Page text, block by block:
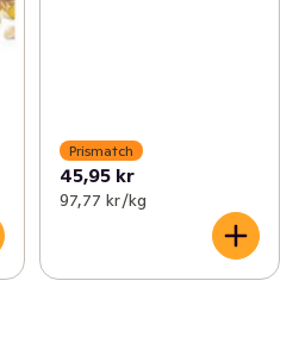
Prismatch
45,95 kr
97,77 kr /kg